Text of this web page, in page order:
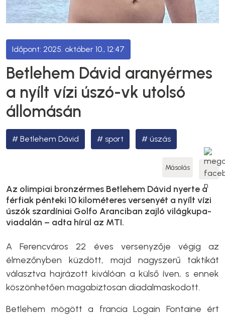
2025. október 10., 12:47
Betlehem Dávid aranyérmes
a nyílt vízi úszó-vk utolsó
állomásán
Betlehem Dávid sport úszás
Másolás
Az olimpiai bronzérmes Betlehem Dávid nyerte a
férfiak pénteki 10 kilométeres versenyét a nyílt vízi
úszók szardíniai Golfo Aranciban zajló világkupa-
viadalán – adta hírül az MTI.
A Ferencváros 22 éves versenyzője végig az
élmezőnyben küzdött, majd nagyszerű taktikát
választva hajrázott kiválóan a külső íven, s ennek
köszönhetően magabiztosan diadalmaskodott.
Betlehem mögött a francia Logain Fontaine ért